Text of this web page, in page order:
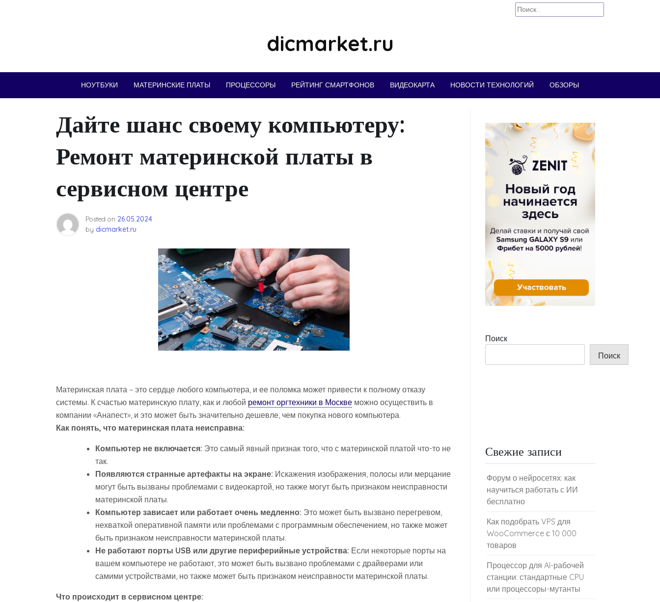
Найти:
dicmarket.ru
НОУТБУКИ МАТЕРИНСКИЕ ПЛАТЫ ПРОЦЕССОРЫ РЕЙТИНГ СМАРТФОНОВ ВИДЕОКАРТА НОВОСТИ ТЕХНОЛОГИЙ ОБЗОРЫ
Дайте шанс своему компьютеру:
Ремонт материнской платы в
сервисном центре
Posted on 26.05.2024
by dicmarket.ru
Материнская плата – это сердце любого компьютера, и ее поломка может привести к полному отказу
системы. К счастью материнскую плату, как и любой ремонт оргтехники в Москве можно осуществить в
компании «Анапест», и это может быть значительно дешевле, чем покупка нового компьютера.
Как понять, что материнская плата неисправна:
Компьютер не включается: Это самый явный признак того, что с материнской платой что-то не
так.
Появляются странные артефакты на экране: Искажения изображения, полосы или мерцание
могут быть вызваны проблемами с видеокартой, но также могут быть признаком неисправности
материнской платы.
Компьютер зависает или работает очень медленно: Это может быть вызвано перегревом,
нехваткой оперативной памяти или проблемами с программным обеспечением, но также может
быть признаком неисправности материнской платы.
Не работают порты USB или другие периферийные устройства: Если некоторые порты на
вашем компьютере не работают, это может быть вызвано проблемами с драйверами или
самими устройствами, но также может быть признаком неисправности материнской платы.
Что происходит в сервисном центре:
Поиск
Поиск
Свежие записи
Форум о нейросетях: как
научиться работать с ИИ
бесплатно
Как подобрать VPS для
WooCommerce с 10 000
товаров
Процессор для AI-рабочей
станции: стандартные CPU
или процессоры-мутанты